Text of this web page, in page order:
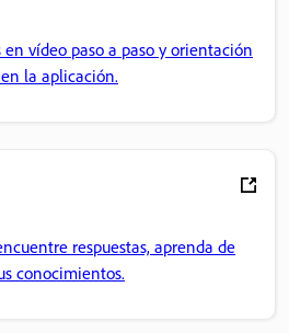
vídeo paso a paso y orientación
la aplicación.
respuestas, aprenda de
conocimientos.